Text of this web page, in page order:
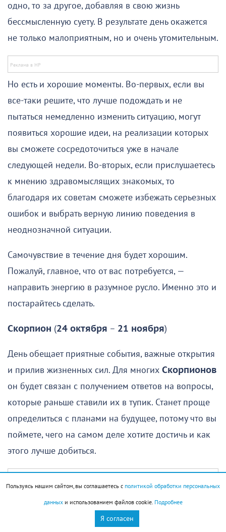
одно, то за другое, добавляя в свою жизнь
бессмысленную суету. В результате день окажется
не только малоприятным, но и очень утомительным.
Но есть и хорошие моменты. Во-первых, если вы
все-таки решите, что лучше подождать и не
пытаться немедленно изменить ситуацию, могут
появиться хорошие идеи, на реализации которых
вы сможете сосредоточиться уже в начале
следующей недели. Во-вторых, если прислушаетесь
к мнению здравомыслящих знакомых, то
благодаря их советам сможете избежать серьезных
ошибок и выбрать верную линию поведения в
неоднозначной ситуации.
Самочувствие в течение дня будет хорошим.
Пожалуй, главное, что от вас потребуется, —
направить энергию в разумное русло. Именно это и
постарайтесь сделать.
Скорпион (24 октября – 21 ноября)
День обещает приятные события, важные открытия
и прилив жизненных сил. Для многих Скорпионов
он будет связан с получением ответов на вопросы,
которые раньше ставили их в тупик. Станет проще
определиться с планами на будущее, потому что вы
поймете, чего на самом деле хотите достичь и как
этого лучше добиться.
Однако не стоит рассказывать всем о своих планах
и намерениях, делиться секретами или просить у
Пользуясь нашим сайтом, вы соглашаетесь с политикой обработки персональных
данныхи использованием файлов cookie. Подробнее
Я согласен